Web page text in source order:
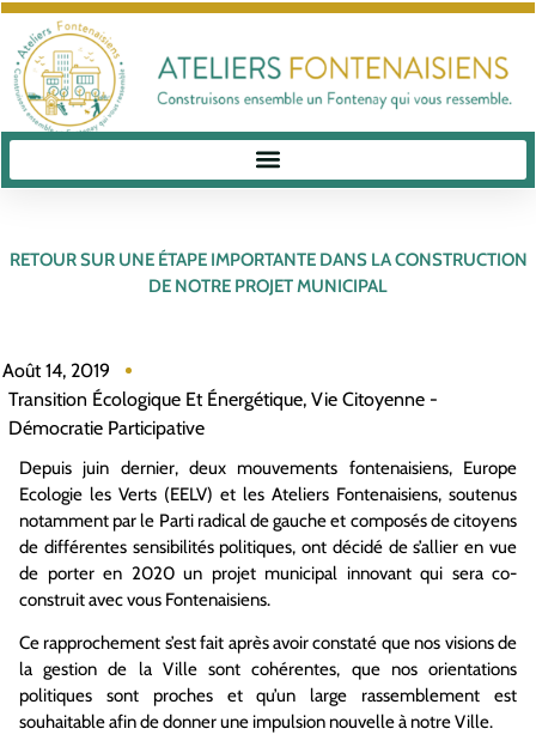
RETOUR SUR UNE ÉTAPE IMPORTANTE DANS LA CONSTRUCTION
DE NOTRE PROJET MUNICIPAL
Août 14, 2019
Transition Écologique Et Énergétique, Vie Citoyenne -
Démocratie Participative
Depuis juin dernier, deux mouvements fontenaisiens, Europe
Ecologie les Verts (EELV) et les Ateliers Fontenaisiens, soutenus
notamment par le Parti radical de gauche et composés de citoyens
de différentes sensibilités politiques, ont décidé de s’allier en vue
de porter en 2020 un projet municipal innovant qui sera co-
construit avec vous Fontenaisiens.
Ce rapprochement s’est fait après avoir constaté que nos visions de
la gestion de la Ville sont cohérentes, que nos orientations
politiques sont proches et qu’un large rassemblement est
souhaitable afin de donner une impulsion nouvelle à notreVille.